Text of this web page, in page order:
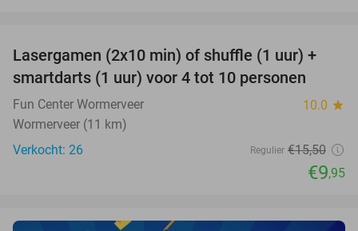
36%
NEW
TODAY
Lasergamen (2x10 min) of shuffle (1 uur) +
smartdarts (1 uur) voor 4 tot 10 personen
Fun Center Wormerveer 10.0 star
Wormerveer (11 km)
Verkocht: 26
Regulier €15,50
€9,95